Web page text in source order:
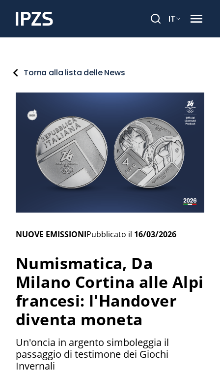
Cerca
IT
Torna alla lista delle News
NUOVE EMISSIONIPubblicato il 16/03/2026
Numismatica, Da
Milano Cortina alle Alpi
francesi: l'Handover
diventa moneta
Un'oncia in argento simboleggia il
passaggio di testimone dei Giochi
Invernali